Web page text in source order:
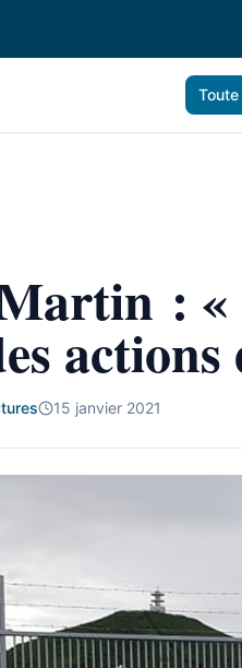
: «
15 janvier 2021